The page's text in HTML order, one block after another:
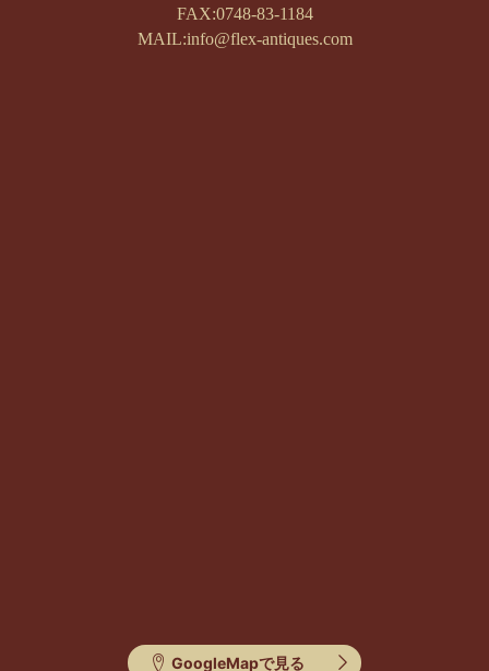
FAX:0748-83-1184
MAIL:info@flex-antiques.com
GoogleMapで見る